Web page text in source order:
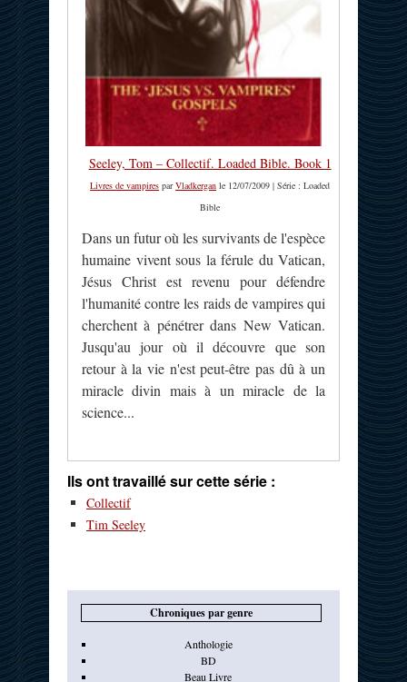
Seeley, Tom – Collectif. Loaded Bible. Book 1
Livres de vampires parVladkergan le 12/07/2009 | Série : Loaded
Bible
Dans un futur où les survivants de l'espèce
humaine vivent sous la férule du Vatican,
Jésus Christ est revenu pour défendre
l'humanité contre les raids de vampires qui
cherchent à pénétrer dans New Vatican.
Jusqu'au jour où il découvre que son
retour à la vie n'est peut-être pas dû à un
miracle divin mais à un miracle de la
science...
Ils ont travaillé sur cette série :
Collectif
Tim Seeley
Chroniques par genre
Anthologie
BD
Beau Livre